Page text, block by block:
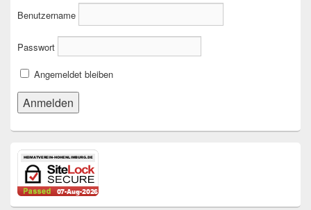
Benutzername
Passwort
Angemeldet bleiben